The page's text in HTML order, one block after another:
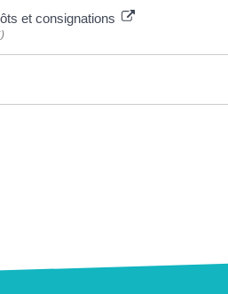
et consignations